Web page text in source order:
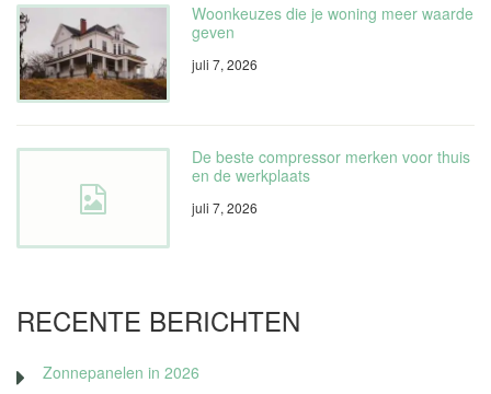
Woonkeuzes die je woning meer waarde
geven
juli 7, 2026
De beste compressor merken voor thuis
en de werkplaats
juli 7, 2026
RECENTE BERICHTEN
Zonnepanelen in 2026